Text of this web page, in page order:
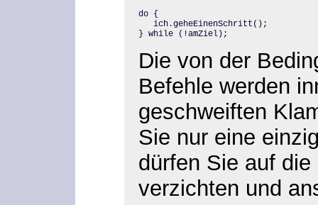
do {
   ich.geheEinenSchritt();
} while (!amZiel);
Die von der
Befehle werden
geschweiften
Sie nur eine
dürfen Sie auf
verzichten und